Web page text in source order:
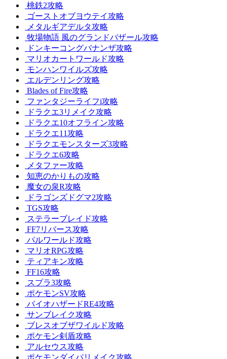
桃鉄2攻略
ゴーストオブヨウテイ攻略
メタルギアデルタ攻略
牧場物語 風のグランドバザール攻略
ドンキーコングバナンザ攻略
マリオカートワールド攻略
モンハンワイルズ攻略
エルデンリング攻略
Blades of Fire攻略
ファンタジーライフi攻略
ドラクエ3リメイク攻略
ドラクエ10オフライン攻略
ドラクエ11攻略
ドラクエモンスターズ3攻略
ドラクエ6攻略
メタファー攻略
知恵のかりもの攻略
魔女の泉R攻略
ドラゴンズドグマ2攻略
TGS攻略
ステラーブレイド攻略
FF7リバース攻略
パルワールド攻略
マリオRPG攻略
ティアキン攻略
FF16攻略
スプラ3攻略
ポケモンSV攻略
バイオハザードRE4攻略
サンブレイク攻略
ブレスオブザワイルド攻略
ポケモン剣盾攻略
アルセウス攻略
ポケモンダイパリメイク攻略